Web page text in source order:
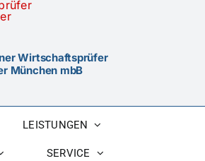
Wirtschaftsprüfer
München mbB
LEISTUNGEN
SERVICE